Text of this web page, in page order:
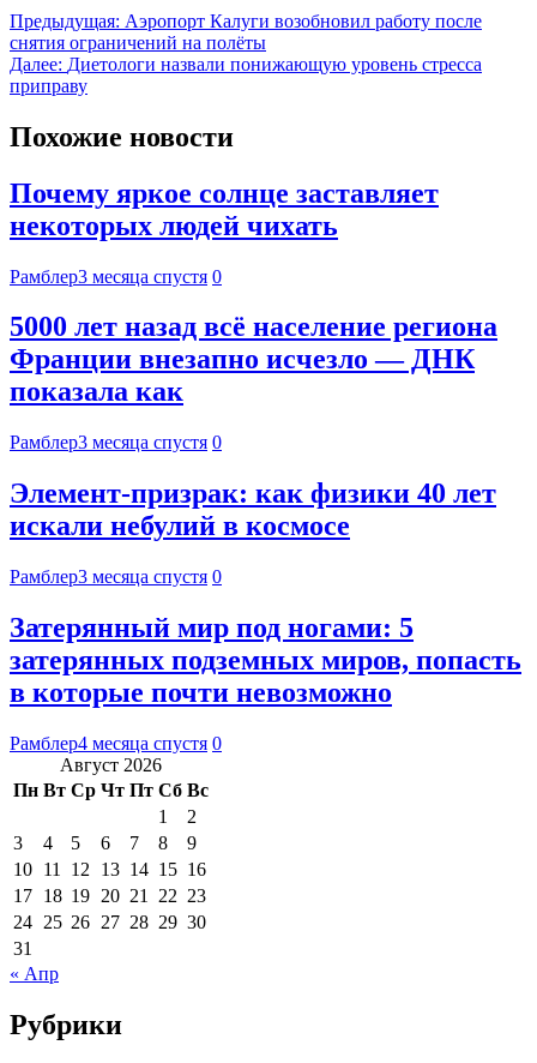
Предыдущая: Аэропорт Калуги возобновил работу после
снятия ограничений на полёты
Далее: Диетологи назвали понижающую уровень стресса
приправу
Похожие новости
Почему яркое солнце заставляет
некоторых людей чихать
Рамблер3 месяца спустя 0
5000 лет назад всё население региона
Франции внезапно исчезло — ДНК
показала как
Рамблер3 месяца спустя 0
Элемент-призрак: как физики 40 лет
искали небулий в космосе
Рамблер3 месяца спустя 0
Затерянный мир под ногами: 5
затерянных подземных миров, попасть
в которые почти невозможно
Рамблер4 месяца спустя 0
Август 2026
Пн Вт Ср Чт Пт Сб Вс
1
2
3
4 5 6 7 8
9
10 11 12 13 14 15 16
17 18 19 20 21 22 23
24 25 26 27 28 29 30
31
« Апр
Рубрики